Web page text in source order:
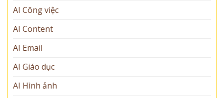
AI Công việc
AI Content
AI Email
AI Giáo dục
AI Hình ảnh